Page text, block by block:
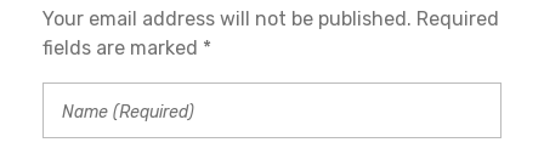
Your email address will not be published. Required
fields are marked *